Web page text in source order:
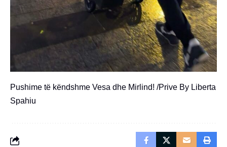
Pushime të këndshme Vesa dhe Mirlind! /Prive By Liberta
Spahiu